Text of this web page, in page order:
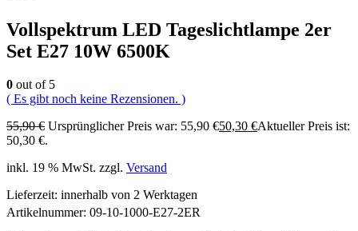
Vollspektrum LED Tageslichtlampe 2er
Set E27 10W 6500K
0 out of 5
( Es gibt noch keine Rezensionen. )
55,90€ Ursprünglicher Preis war: 55,90 €50,30 €Aktueller Preis ist:
50,30 €.
inkl. 19 % MwSt. zzgl. Versand
Lieferzeit: innerhalb von 2 Werktagen
Artikelnummer: 09-10-1000-E27-2ER